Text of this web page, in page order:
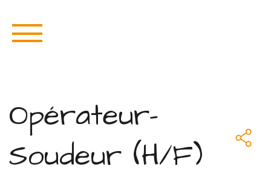
Opérateur-
Soudeur (H/F)